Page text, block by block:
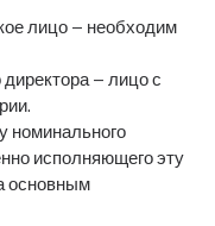
лицо – необходим
– лицо с
номинального
исполняющего эту
основным